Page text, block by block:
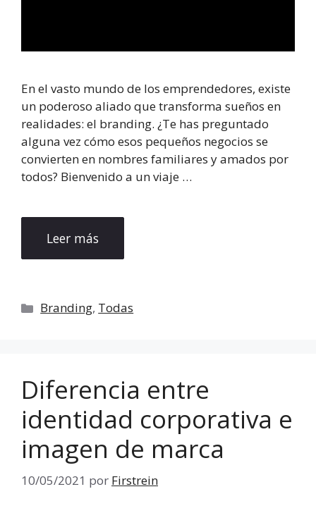
En el vasto mundo de los emprendedores, existe
un poderoso aliado que transforma sueños en
realidades: el branding. ¿Te has preguntado
alguna vez cómo esos pequeños negocios se
convierten en nombres familiares y amados por
todos? Bienvenido a un viaje …
Leer más
Categorías
Branding, Todas
Diferencia entre
identidad corporativa e
imagen de marca
10/05/2021 por Firstrein